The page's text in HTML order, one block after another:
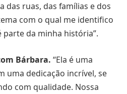
das ruas, das famílias e dos
com o qual me identifico
da minha história”.
Bárbara. “Ela é uma
uma dedicação incrível, se
com qualidade. Nossa